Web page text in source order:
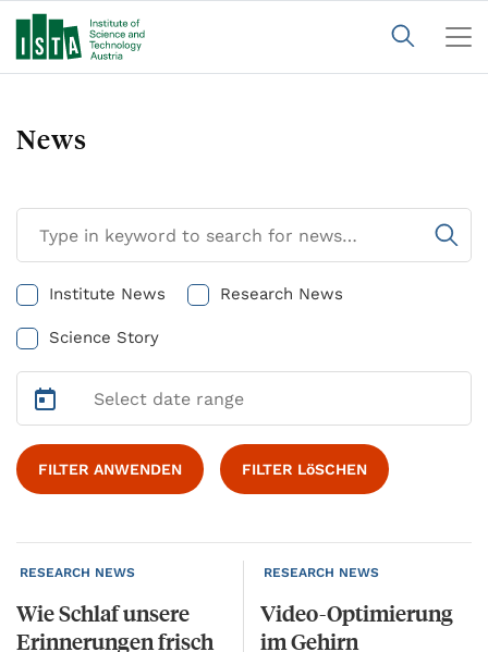
News
Institute News Research News
Science Story
FILTER ANWENDEN FILTER LöSCHEN
RESEARCH NEWS
Wie Schlaf unsere
Erinnerungen frisch
RESEARCH NEWS
Video-Optimierung
imGehirn